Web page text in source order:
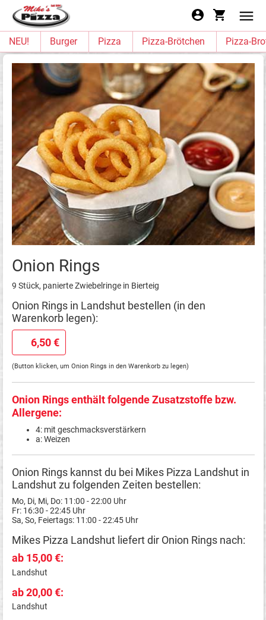
NEU! Burger Pizza Pizza-Brötchen Pizza-
Onion Rings
9 Stück, panierte Zwiebelringe in Bierteig
Onion Rings in Landshut bestellen (in den
Warenkorb legen):
6,50 €
(Button klicken, um Onion Rings in den Warenkorb zu legen)
Onion Rings enthält folgende Zusatzstoffe bzw.
Allergene:
4: mit geschmacksverstärkern
a: Weizen
Onion Rings kannst du bei Mikes Pizza Landshut in
Landshut zu folgenden Zeiten bestellen:
Mo, Di, Mi, Do: 11:00 - 22:00 Uhr
Fr: 16:30 - 22:45 Uhr
Sa, So, Feiertags: 11:00 - 22:45 Uhr
Mikes Pizza Landshut liefert dir Onion Rings nach:
ab 15,00 €:
Landshut
ab 20,00 €:
Landshut